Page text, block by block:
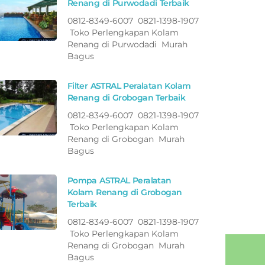
Renang di Purwodadi Terbaik
0812-8349-6007 0821-1398-1907
Toko Perlengkapan Kolam
Renang di Purwodadi Murah
Bagus
Filter ASTRAL Peralatan Kolam
Renang di Grobogan Terbaik
0812-8349-6007 0821-1398-1907
Toko Perlengkapan Kolam
Renang di Grobogan Murah
Bagus
Pompa ASTRAL Peralatan
Kolam Renang di Grobogan
Terbaik
0812-8349-6007 0821-1398-1907
Toko Perlengkapan Kolam
Renang di Grobogan Murah
Bagus